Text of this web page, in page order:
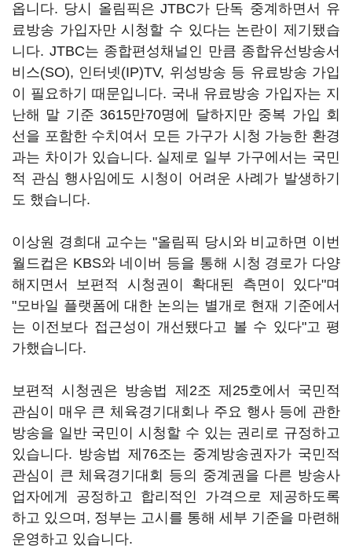
옵니다. 당시 올림픽은 JTBC가 단독 중계하면서 유
료방송 가입자만 시청할 수 있다는 논란이 제기됐습
니다. JTBC는 종합편성채널인 만큼 종합유선방송서
비스(SO), 인터넷(IP)TV, 위성방송 등 유료방송 가입
이 필요하기 때문입니다. 국내 유료방송 가입자는 지
난해 말 기준 3615만70명에 달하지만 중복 가입 회
선을 포함한 수치여서 모든 가구가 시청 가능한 환경
과는 차이가 있습니다. 실제로 일부 가구에서는 국민
적 관심 행사임에도 시청이 어려운 사례가 발생하기
도 했습니다.
이상원 경희대 교수는 "올림픽 당시와 비교하면 이번
월드컵은 KBS와 네이버 등을 통해 시청 경로가 다양
해지면서 보편적 시청권이 확대된 측면이 있다"며
"모바일 플랫폼에 대한 논의는 별개로 현재 기준에서
는 이전보다 접근성이 개선됐다고 볼 수 있다"고 평
가했습니다.
보편적 시청권은 방송법 제2조 제25호에서 국민적
관심이 매우 큰 체육경기대회나 주요 행사 등에 관한
방송을 일반 국민이 시청할 수 있는 권리로 규정하고
있습니다. 방송법 제76조는 중계방송권자가 국민적
관심이 큰 체육경기대회 등의 중계권을 다른 방송사
업자에게 공정하고 합리적인 가격으로 제공하도록
하고 있으며, 정부는 고시를 통해 세부 기준을 마련해
운영하고 있습니다.